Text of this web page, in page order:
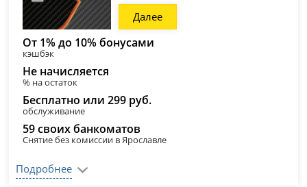
Далее
От 1% до 10% бонусами
кэшбэк
Не начисляется
% на остаток
Бесплатно или 299 руб.
обслуживание
59 своих банкоматов
Снятие без комиссии в Ярославле
Подробнее